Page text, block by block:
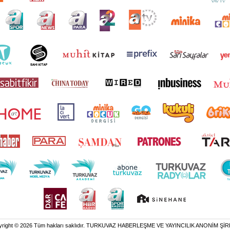
© 2026 Tüm hakları saklıdır. TURKUVAZ HABERLEŞME VE YAYINCILIK ANONİM